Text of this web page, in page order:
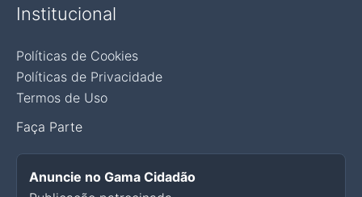
Institucional
Políticas de Cookies
Políticas de Privacidade
Termos de Uso
Faça Parte
Anuncie no Gama Cidadão